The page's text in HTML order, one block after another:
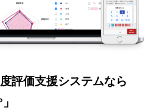
評価支援システムなら